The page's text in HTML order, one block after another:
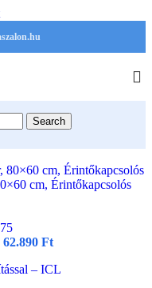
Search
cm, Érintőkapcsolós
62.890 Ft